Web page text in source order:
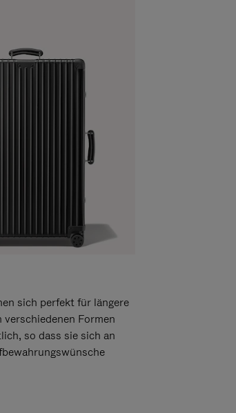
sich perfekt für längere
verschiedenen Formen
so dass sie sich an